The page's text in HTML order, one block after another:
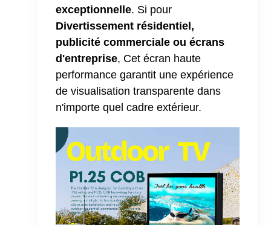
exceptionnelle. Si pour
Divertissement résidentiel,
publicité commerciale ou écrans
d'entreprise, Cet écran haute
performance garantit une expérience
de visualisation transparente dans
n'importe quel cadre extérieur.